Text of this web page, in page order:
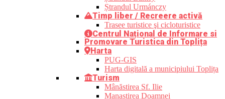
Ștrandul Urmánczy
Timp liber / Recreere activă
Trasee turistice şi cicloturistice
Centrul Național de Informare si
Promovare Turistica din Toplița
Harta
PUG-GIS
Harta digitală a municipiului Toplița
Turism
Mânăstirea Sf. Ilie
Manastirea Doamnei